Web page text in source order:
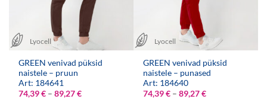
Lyocell
GREEN venivad püksid
naistele – pruun
Art: 184641
74,39€ – 89,27€Hinnavahemik:
Lyocell
GREEN venivad püksid
naistele – punased
Art: 184640
74,39€ – 89,27€Hinnavahemik: